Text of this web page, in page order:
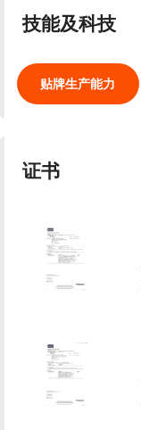
技能及科技
贴牌生产能力
证书